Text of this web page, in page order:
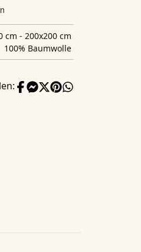
cm - 200x200 cm
100% Baumwolle